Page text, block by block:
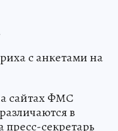
с анкетами на
сайтах ФМС
в
пресс-секретарь